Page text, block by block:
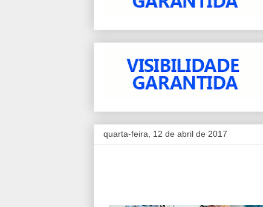
quarta-feira, 12 de abril de 2017